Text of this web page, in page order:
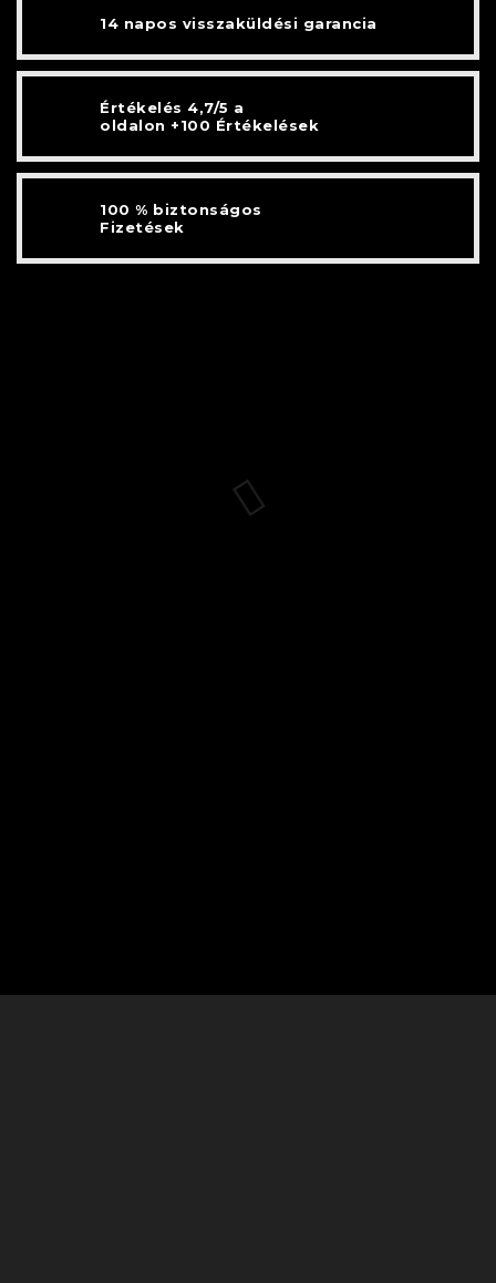
14 napos visszaküldési garancia
Értékelés 4,7/5 a
oldalon +100 Értékelések
100 % biztonságos
Fizetések